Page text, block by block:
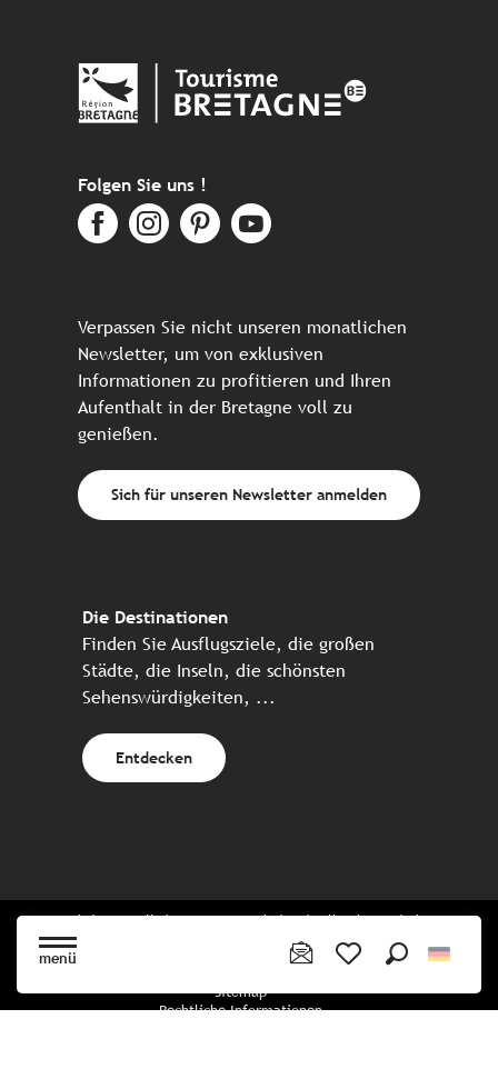
menü
Folgen Sie uns !
Verpassen Sie nicht unseren monatlichen
Newsletter, um von exklusiven
Informationen zu profitieren und Ihren
Aufenthalt in der Bretagne voll zu
genießen.
Sich für unseren Newsletter anmelden
Die Destinationen
Finden Sie Ausflugsziele, die großen
Städte, die Inseln, die schönsten
Sehenswürdigkeiten, ...
Entdecken
Website erstellt in Zusammenarbeit mit allen bretonischen
Tourismuspartnern
Sitemap
Rechtliche Informationen